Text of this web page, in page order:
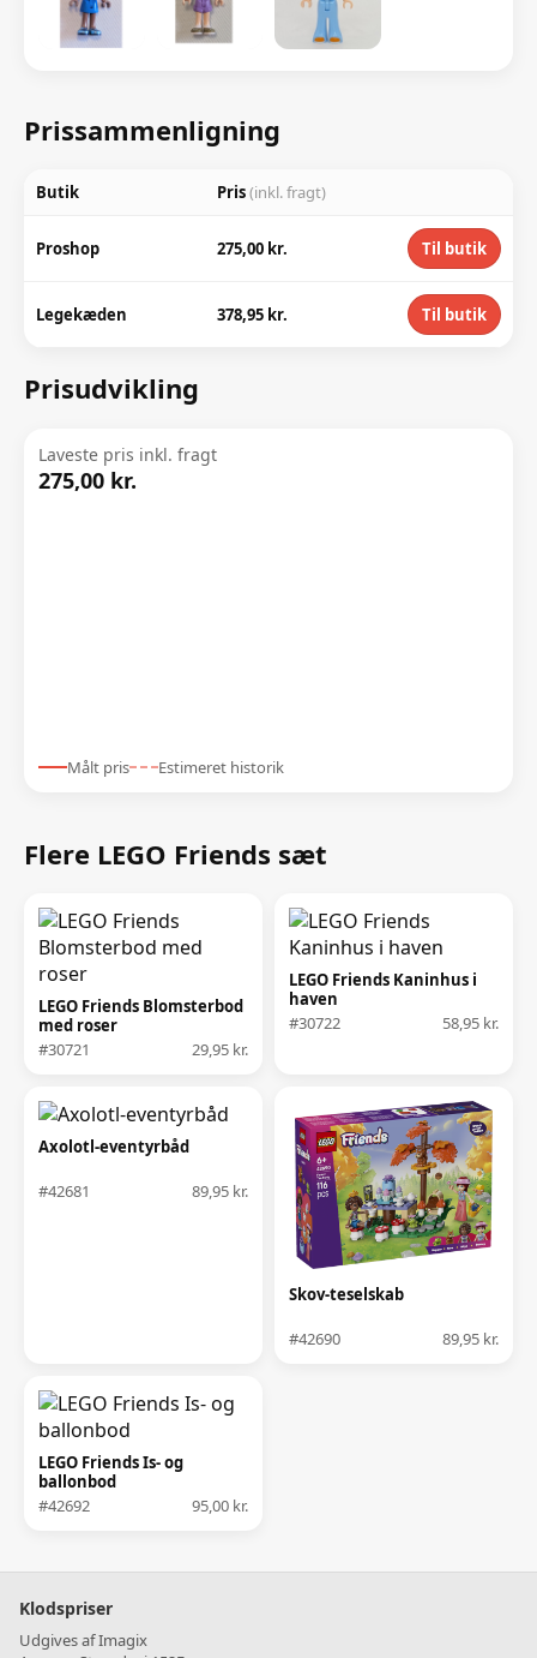
Prissammenligning
Butik Pris(inkl. fragt)
Proshop 275,00 kr. Til butik
Legekæden 378,95 kr. Til butik
Prisudvikling
Laveste pris inkl. fragt
275,00 kr.
Målt pris Estimeret historik
Flere LEGO Friends sæt
LEGO Friends Blomsterbod
med roser
#30721
29,95 kr.
LEGO Friends Kaninhus i
haven
#30722
58,95 kr.
Axolotl-eventyrbåd
#42681 89,95 kr.
Skov-teselskab
#42690 89,95 kr.
LEGO Friends Is- og
ballonbod
#42692
95,00 kr.
Klodspriser
Udgives af Imagix